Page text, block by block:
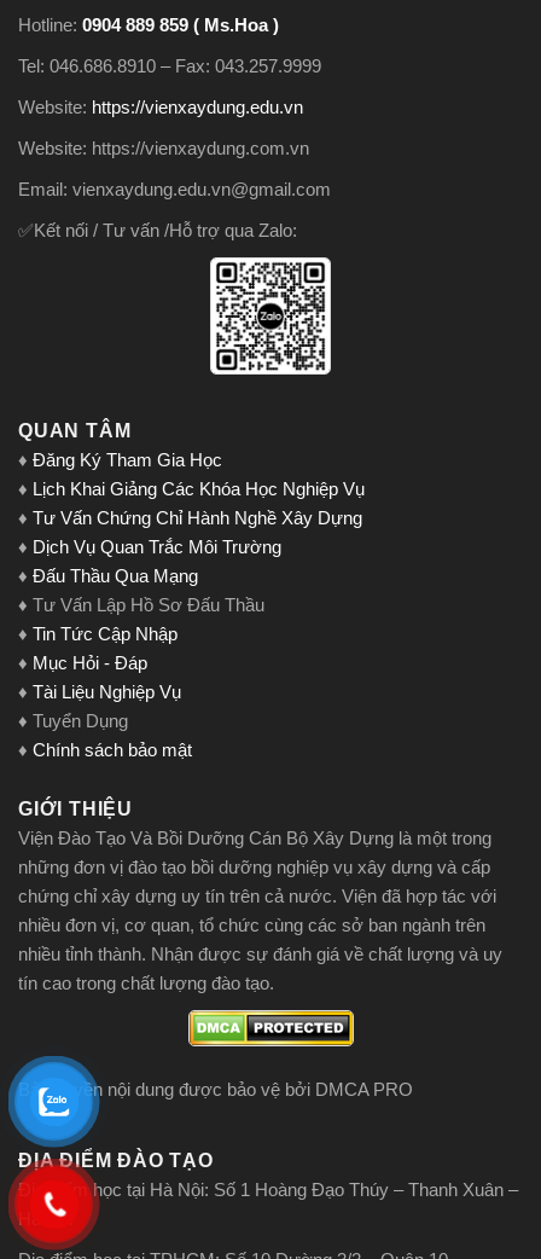
Hotline: 0904 889 859 ( Ms.Hoa )
Tel: 046.686.8910 – Fax: 043.257.9999
Website: https://vienxaydung.edu.vn
Website: https://vienxaydung.com.vn
Email: vienxaydung.edu.vn@gmail.com
✅Kết nối / Tư vấn /Hỗ trợ qua Zalo:
QUAN TÂM
♦ Đăng Ký Tham Gia Học
♦ Lịch Khai Giảng Các Khóa Học Nghiệp Vụ
♦ Tư Vấn Chứng Chỉ Hành Nghề Xây Dựng
♦ Dịch Vụ Quan Trắc Môi Trường
♦ Đấu Thầu Qua Mạng
♦ Tư Vấn Lập Hồ Sơ Đấu Thầu
♦ Tin Tức Cập Nhập
♦ Mục Hỏi - Đáp
♦ Tài Liệu Nghiệp Vụ
♦ Tuyển Dụng
♦ Chính sách bảo mật
GIỚI THIỆU
Viện Đào Tạo Và Bồi Dưỡng Cán Bộ Xây Dựng là một trong
những đơn vị đào tạo bồi dưỡng nghiệp vụ xây dựng và cấp
chứng chỉ xây dựng uy tín trên cả nước. Viện đã hợp tác với
nhiều đơn vị, cơ quan, tổ chức cùng các sở ban ngành trên
nhiều tỉnh thành. Nhận được sự đánh giá về chất lượng và uy
tín cao trong chất lượng đào tạo.
Bản quyền nội dung được bảo vệ bởi DMCA PRO
ĐỊA ĐIỂM ĐÀO TẠO
Địa điểm học tại Hà Nội: Số 1 Hoàng Đạo Thúy – Thanh Xuân –
Hà Nội